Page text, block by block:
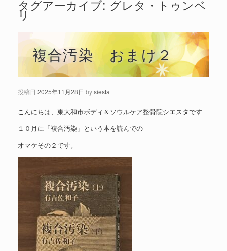
タグアーカイブ: グレタ・トゥンベ
リ
複合汚染 おまけ２
投稿日 2025年11月28日 bysiesta
こんにちは、東大和市ボディ＆ソウルケア整骨院シエスタです
１０月に「複合汚染」という本を読んでの
オマケその２です。